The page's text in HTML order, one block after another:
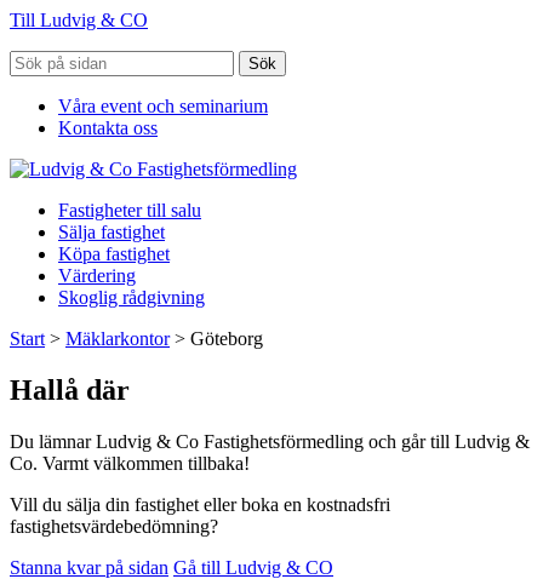
Till Ludvig & CO
Sök
Våra event och seminarium
Kontakta oss
Fastigheter till salu
Sälja fastighet
Köpa fastighet
Värdering
Skoglig rådgivning
Start > Mäklarkontor> Göteborg
Hallå där
Du lämnar Ludvig & Co Fastighetsförmedling och går till Ludvig &
Co. Varmt välkommen tillbaka!
Vill du sälja din fastighet eller boka en kostnadsfri
fastighetsvärdebedömning?
Stanna kvar på sidan Gå till Ludvig & CO